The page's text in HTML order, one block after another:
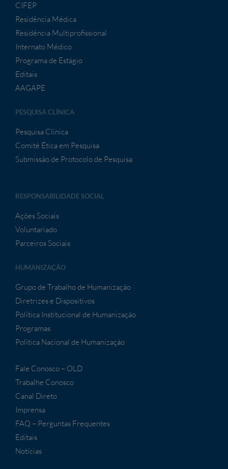
CIFEP
Residência Médica
Residência Multiprofissional
Internato Médico
Programa de Estágio
Editais
AAGAPE
PESQUISA CLÍNICA
Pesquisa Clínica
Comitê Ética em Pesquisa
Submissão de Protocolo de Pesquisa
RESPONSABILIDADE SOCIAL
Ações Sociais
Voluntariado
Parceiros Sociais
HUMANIZAÇÃO
Grupo de Trabalho de Humanização
Diretrizes e Dispositivos
Política Institucional de Humanização
Programas
Política Nacional de Humanização
Fale Conosco – OLD
Trabalhe Conosco
Canal Direto
Imprensa
FAQ – Perguntas Frequentes
Editais
Notícias